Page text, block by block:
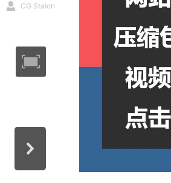
CG Staion